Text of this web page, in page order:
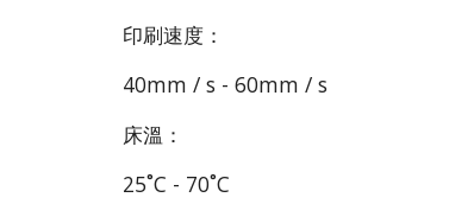
印刷速度：
40mm / s - 60mm / s
床溫：
25˚C - 70˚C